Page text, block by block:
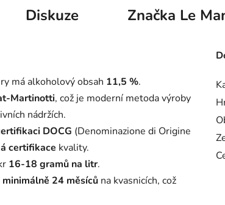
Diskuze Značka Le
má alkoholový obsah 11,5 %.
Martinotti, což je moderní metoda výroby
nádržích.
DOCG (Denominazione di Origine
certifikace kvality.
16-18 gramů na litr.
minimálně 24 měsíců na kvasnicích, což